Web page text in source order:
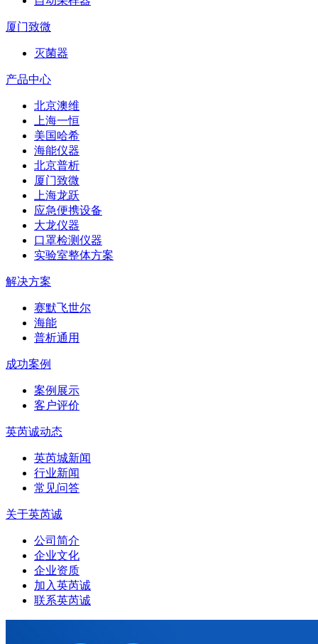
厦门致微
灭菌器
产品中心
北京澳维
上海一恒
美国哈希
海能仪器
北京普析
厦门致微
上海龙跃
应急便携设备
大龙仪器
口罩检测仪器
实验室整体方案
解决方案
赛默飞世尔
海能
普析通用
成功案例
案例展示
客户评价
英芮诚动态
英芮城新闻
行业新闻
常见问答
关于英芮诚
公司简介
企业文化
企业资质
加入英芮诚
联系英芮诚